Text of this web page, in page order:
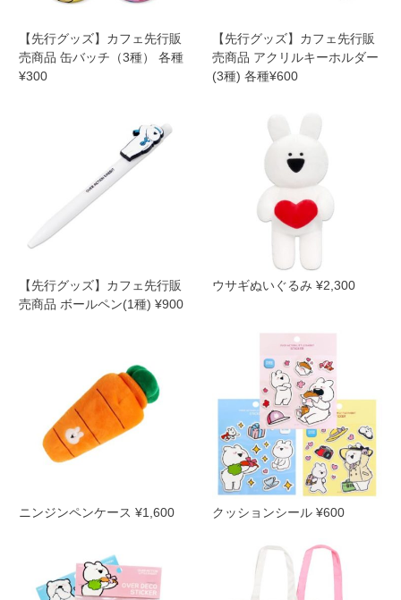
【先行グッズ】カフェ先行販
売商品 缶バッチ（3種） 各種
¥300
【先行グッズ】カフェ先行販
売商品 アクリルキーホルダー
(3種) 各種¥600
【先行グッズ】カフェ先行販
売商品 ボールペン(1種) ¥900
ウサギぬいぐるみ ¥2,300
ニンジンペンケース ¥1,600 クッションシール ¥600